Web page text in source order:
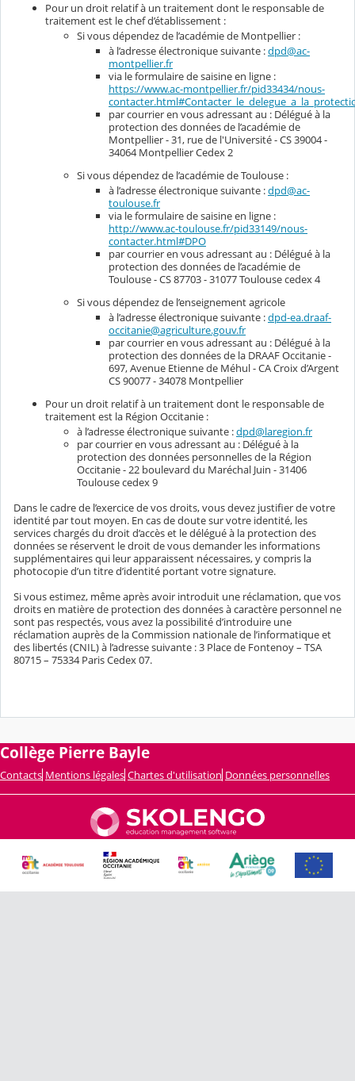
Pour un droit relatif à un traitement dont le responsable de
traitement est le chef d’établissement :
Si vous dépendez de l’académie de Montpellier :
à l’adresse électronique suivante :dpd@ac-
montpellier.fr
via le formulaire de saisine en ligne :
https://www.ac-montpellier.fr/pid33434/nous-
par courrier en vous adressant au : Délégué à la
protection des données de l’académie de
Montpellier - 31, rue de l'Université - CS 39004 -
34064 Montpellier Cedex 2
Si vous dépendez de l’académie de Toulouse :
à l’adresse électronique suivante :dpd@ac-
toulouse.fr
via le formulaire de saisine en ligne :
http://www.ac-toulouse.fr/pid33149/nous-
contacter.html#DPO
par courrier en vous adressant au : Délégué à la
protection des données de l’académie de
Toulouse - CS 87703 - 31077 Toulouse cedex 4
Si vous dépendez de l’enseignement agricole
à l’adresse électronique suivante :dpd-ea.draaf-
occitanie@agriculture.gouv.fr
par courrier en vous adressant au : Délégué à la
protection des données de la DRAAF Occitanie -
697, Avenue Etienne de Méhul - CA Croix d’Argent
CS 90077 - 34078 Montpellier
Pour un droit relatif à un traitement dont le responsable de
traitement est la Région Occitanie :
à l’adresse électronique suivante :dpd@laregion.fr
par courrier en vous adressant au : Délégué à la
protection des données personnelles de la Région
Occitanie - 22 boulevard du Maréchal Juin - 31406
Toulouse cedex 9
Dans le cadre de l’exercice de vos droits, vous devez justifier de votre
identité par tout moyen. En cas de doute sur votre identité, les
services chargés du droit d’accès et le délégué à la protection des
données se réservent le droit de vous demander les informations
supplémentaires qui leur apparaissent nécessaires, y compris la
photocopie d’un titre d’identité portant votre signature.
Si vous estimez, même après avoir introduit une réclamation, que vos
droits en matière de protection des données à caractère personnel ne
sont pas respectés, vous avez la possibilité d’introduire une
réclamation auprès de la Commission nationale de l’informatique et
des libertés (CNIL) à l’adresse suivante : 3 Place de Fontenoy – TSA
80715 – 75334 Paris Cedex 07.
Collège Pierre Bayle
Contacts Mentions légales Chartes d'utilisation Données personnelles